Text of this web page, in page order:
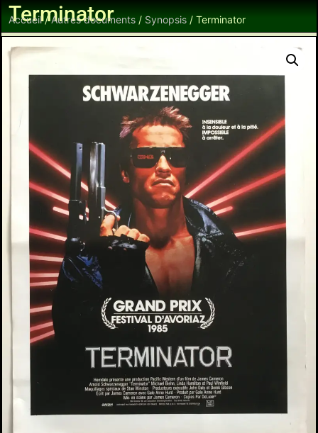
Terminator
Accueil/Autres documents / Synopsis / Terminator